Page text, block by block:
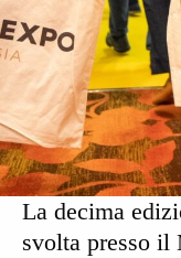
La decima
svolta presso il